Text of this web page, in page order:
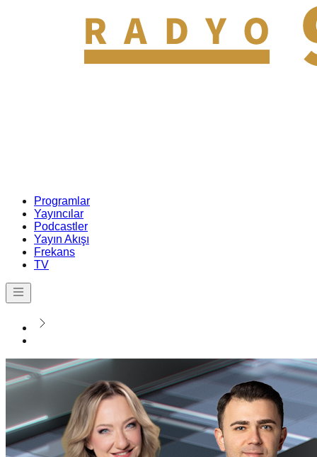
Programlar
Yayıncılar
Podcastler
Yayın Akışı
Frekans
TV